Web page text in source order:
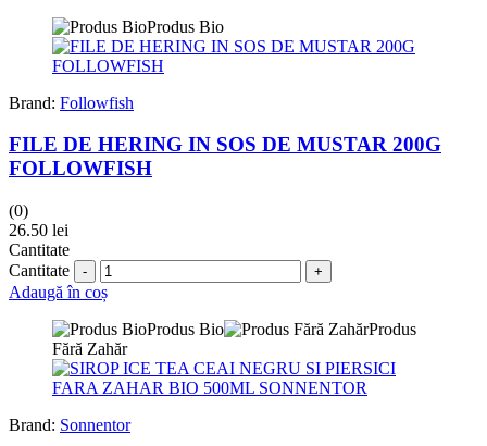
Produs Bio
Brand: Followfish
FILE DE HERING IN SOS DE MUSTAR 200G
FOLLOWFISH
(0)
26.50 lei
Cantitate
Cantitate
Adaugă în coș
Produs Bio
Produs
Fără Zahăr
Brand: Sonnentor